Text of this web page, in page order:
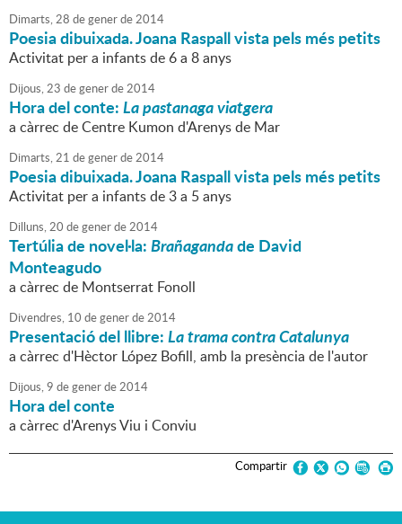
Dimarts,28 degenerde2014
Poesia dibuixada. Joana Raspall vista pels més petits
Activitat per a infants de 6 a 8 anys
Dijous,23 degenerde2014
Hora del conte:La pastanaga viatgera
a càrrec de Centre Kumon d'Arenys de Mar
Dimarts,21 degenerde2014
Poesia dibuixada. Joana Raspall vista pels més petits
Activitat per a infants de 3 a 5 anys
Dilluns,20 degenerde2014
Tertúlia de novel·la:Brañagandade David
Monteagudo
a càrrec de Montserrat Fonoll
Divendres, 10 degenerde2014
Presentació del llibre:La trama contra Catalunya
a càrrec d'Hèctor López Bofill, amb la presència de l'autor
Dijous,9 degenerde2014
Hora del conte
a càrrec d'Arenys Viu i Conviu
Compartir